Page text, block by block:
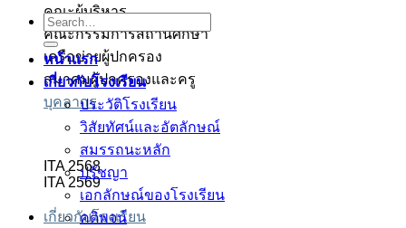
คณะผู้บริหาร
คณะกรรมการสถานศึกษา
เครือข่ายผู้ปกครอง
สมาคมผู้ปกครองและครู
บุคลากร
ITA 2568
ITA 2569
เกี่ยวกับโรงเรียน
ตเว็บตรง
บาคาร่า
บาคาร่า
ตเว็บตรง
Search
for:
หน้าแรก
เกี่ยวกับโรงเรียน
ประวัติโรงเรียน
วิสัยทัศน์และอัตลักษณ์
สมรรถนะหลัก
ปรัชญา
เอกลักษณ์ของโรงเรียน
คติพจน์